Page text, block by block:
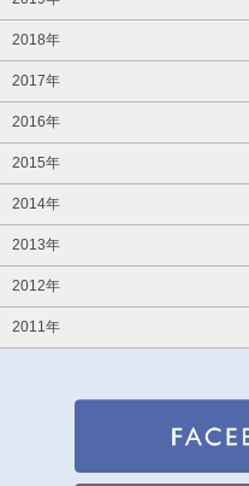
2018年
2017年
2016年
2015年
2014年
2013年
2012年
2011年